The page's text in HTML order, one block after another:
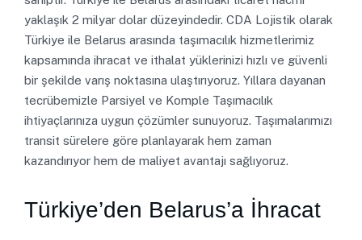
yaklaşık 2 milyar dolar düzeyindedir. CDA Lojistik olarak
Türkiye ile Belarus arasında taşımacılık hizmetlerimiz
kapsamında ihracat ve ithalat yüklerinizi hızlı ve güvenli
bir şekilde varış noktasına ulaştırıyoruz. Yıllara dayanan
tecrübemizle Parsiyel ve Komple Taşımacılık
ihtiyaçlarınıza uygun çözümler sunuyoruz. Taşımalarımızı
transit sürelere göre planlayarak hem zaman
kazandırıyor hem de maliyet avantajı sağlıyoruz.
Türkiye’den Belarus’a İhracat